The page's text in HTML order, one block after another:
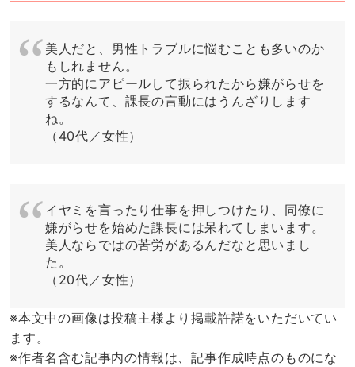
美人だと、男性トラブルに悩むことも多いのか
もしれません。
一方的にアピールして振られたから嫌がらせを
するなんて、課長の言動にはうんざりします
ね。
（40代／女性）
イヤミを言ったり仕事を押しつけたり、同僚に
嫌がらせを始めた課長には呆れてしまいます。
美人ならではの苦労があるんだなと思いまし
た。
（20代／女性）
※本文中の画像は投稿主様より掲載許諾をいただいてい
ます。
※作者名含む記事内の情報は、記事作成時点のものにな